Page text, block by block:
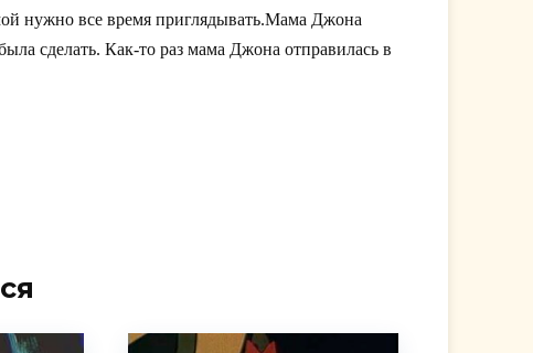
нужно все время приглядывать.Мама Джона
сделать. Как-то раз мама Джона отправилась в